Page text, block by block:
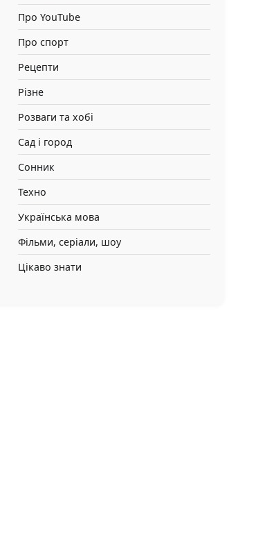
Про YouTube
Про спорт
Рецепти
Різне
Розваги та хобі
Сад і город
Сонник
Техно
Українська мова
Фільми, серіали, шоу
Цікаво знати